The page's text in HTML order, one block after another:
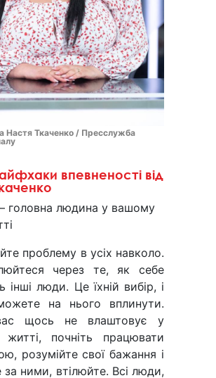
Настя Ткаченко / Пресслужба
впевненості від
головна людина у вашому
проблему в усіх навколо.
через те, як себе
інші люди. Це їхній вибір, і
на нього вплинути.
щось не влаштовує у
почніть працювати
розумійте свої бажання і
за ними, втілюйте. Всі люди,